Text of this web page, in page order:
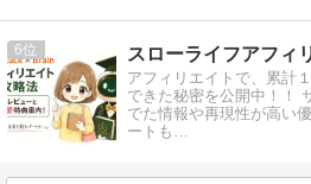
6
アフィリエイトで、累計
できた秘密を公開中！！
でた情報や再現性が高い
ートも…